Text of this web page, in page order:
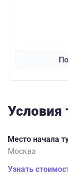
Условия
Место начала
Москва
Узнать